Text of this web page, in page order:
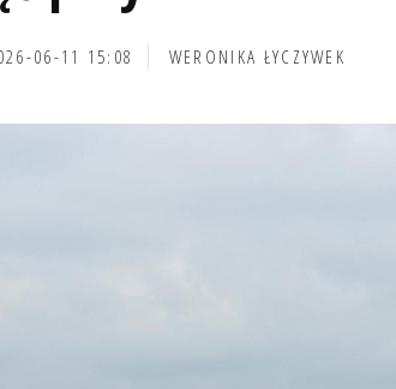
06-11 15:08 WERONIKA ŁYCZYWEK